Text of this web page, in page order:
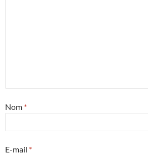
Nom *
E-mail *